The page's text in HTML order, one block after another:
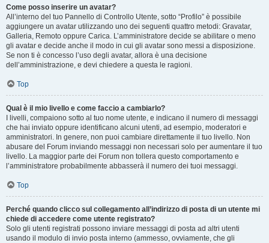
Come posso inserire un avatar?
All’interno del tuo Pannello di Controllo Utente, sotto “Profilo” è possibile
aggiungere un avatar utilizzando uno dei seguenti quattro metodi: Gravatar,
Galleria, Remoto oppure Carica. L’amministratore decide se abilitare o meno
gli avatar e decide anche il modo in cui gli avatar sono messi a disposizione.
Se non ti è concesso l’uso degli avatar, allora è una decisione
dell’amministrazione, e devi chiedere a questa le ragioni.
Top
Qual è il mio livello e come faccio a cambiarlo?
I livelli, compaiono sotto al tuo nome utente, e indicano il numero di messaggi
che hai inviato oppure identificano alcuni utenti, ad esempio, moderatori e
amministratori. In genere, non puoi cambiare direttamente il tuo livello. Non
abusare del Forum inviando messaggi non necessari solo per aumentare il tuo
livello. La maggior parte dei Forum non tollera questo comportamento e
l’amministratore probabilmente abbasserà il numero dei tuoi messaggi.
Top
Perché quando clicco sul collegamento all’indirizzo di posta di un utente mi
chiede di accedere come utente registrato?
Solo gli utenti registrati possono inviare messaggi di posta ad altri utenti
usando il modulo di invio posta interno (ammesso, ovviamente, che gli